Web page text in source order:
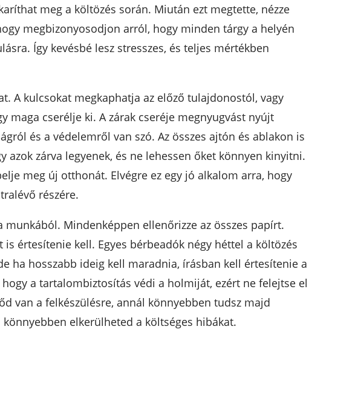
meg a költözés során. Miután ezt megtette, nézze
megbizonyosodjon arról, hogy minden tárgy a helyén
Így kevésbé lesz stresszes, és teljes mértékben
A kulcsokat megkaphatja az előző tulajdonostól, vagy
maga cserélje ki. A zárak cseréje megnyugvást nyújt
és a védelemről van szó. Az összes ajtón és ablakon is
azok zárva legyenek, és ne lehessen őket könnyen kinyitni.
meg új otthonát. Elvégre ez egy jó alkalom arra, hogy
részére.
munkából. Mindenképpen ellenőrizze az összes papírt.
is értesítenie kell. Egyes bérbeadók négy héttel a költözés
ha hosszabb ideig kell maradnia, írásban kell értesítenie a
a tartalombiztosítás védi a holmiját, ezért ne felejtse el
van a felkészülésre, annál könnyebben tudsz majd
elkerülheted a költséges hibákat.